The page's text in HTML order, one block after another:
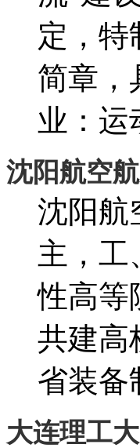
定，特
简章，
业：运
沈阳航空
沈阳航
主，工
性高等
共建高
省装备
大连理工